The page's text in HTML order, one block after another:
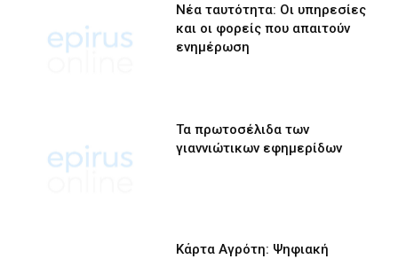
Νέα ταυτότητα: Οι υπηρεσίες
και οι φορείς που απαιτούν
ενημέρωση
Τα πρωτοσέλιδα των
γιαννιώτικων εφημερίδων
Κάρτα Αγρότη: Ψηφιακή